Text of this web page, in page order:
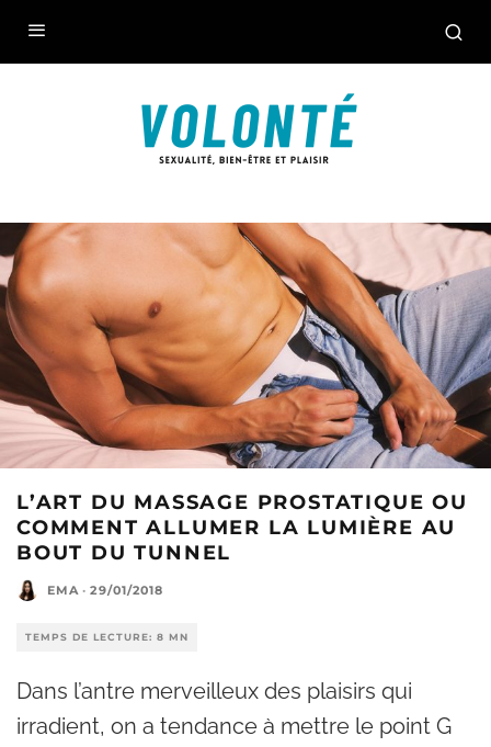
L’ART DU MASSAGE PROSTATIQUE OU
COMMENT ALLUMER LA LUMIÈRE AU
BOUT DU TUNNEL
EMA · 29/01/2018
TEMPS DE LECTURE: 8 MN
Dans l’antre merveilleux des plaisirs qui
irradient, on a tendance à mettre le point G